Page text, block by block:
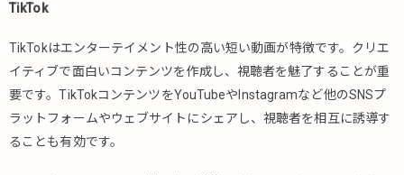
TikTok
TikTokはエンターテイメント性の高い短い動画が特徴です。クリエ
イティブで面白いコンテンツを作成し、視聴者を魅了することが重
要です。TikTokコンテンツをYouTubeやInstagramなど他のSNSプ
ラットフォームやウェブサイトにシェアし、視聴者を相互に誘導す
ることも有効です。